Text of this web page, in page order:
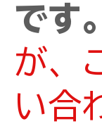
です。
が、
い合